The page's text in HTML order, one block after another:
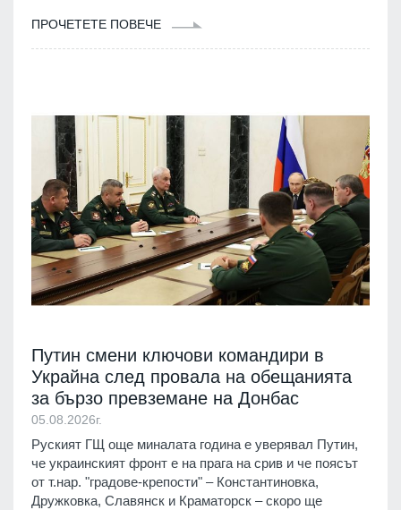
ПРОЧЕТЕТЕ ПОВЕЧЕ
Путин смени ключови командири в
Украйна след провала на обещанията
за бързо превземане на Донбас
05.08.2026г.
Руският ГЩ още миналата година е уверявал Путин,
че украинският фронт е на прага на срив и че поясът
от т.нар. "градове-крепости" – Константиновка,
Дружковка, Славянск и Краматорск – скоро ще